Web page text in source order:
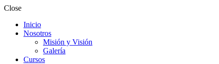
Close
Inicio
Nosotros
Misión y Visión
Galería
Cursos